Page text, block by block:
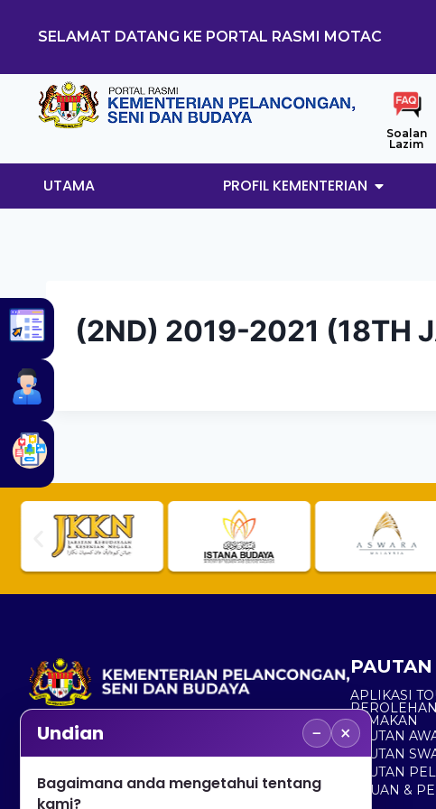
SELAMAT DATANG KE PORTAL RASMI MOTAC
Soalan
Lazim
UTAMA PROFIL KEMENTERIAN
(2ND) 2019-2021 (18TH
No. 2, Menara 1, Jalan P5/6, Presint 5,
+603 8000 8000
APLIKASI
PEROLEHAN
SEMAKAN
PAUTAN
PAUTAN
PAUTAN
ADUAN &
Undian − ×
Bagaimana anda mengetahui tentang
kami?